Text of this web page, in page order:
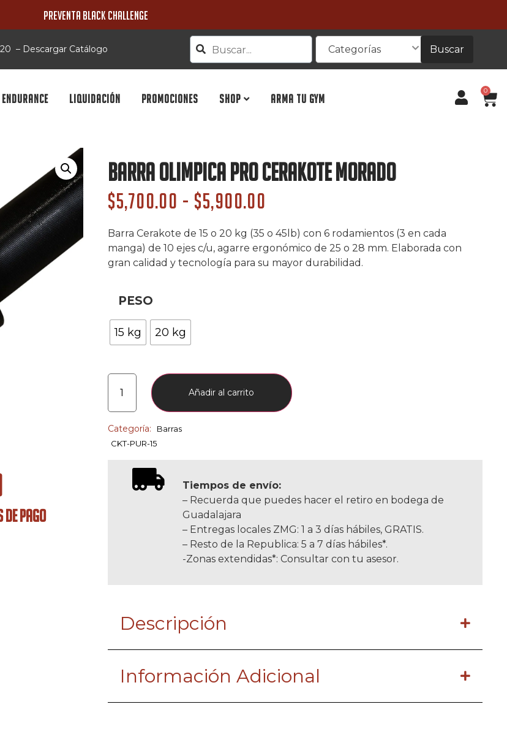
PREVENTA BLACK CHALLENGE
– Descargar Catálogo Categorías Buscar
ENDURANCE LIQUIDACIÓN PROMOCIONES SHOP ARMA TU GYM
0
DE PAGO
Barra Olimpica Pro Cerakote Morado
$5,700.00 - $5,900.00
Barra Cerakote de 15 o 20 kg (35 o 45lb) con 6 rodamientos (3 en cada
manga) de 10 ejes c/u, agarre ergonómico de 25 o 28 mm. Elaborada con
gran calidad y tecnología para su mayor durabilidad.
PESO
15 kg 20 kg
Añadir al carrito
Categoría:
Barras
CKT-PUR-15
Tiempos de envío:
– Recuerda que puedes hacer el retiro en bodega de
Guadalajara
– Entregas locales ZMG: 1 a 3 días hábiles, GRATIS.
– Resto de la Republica: 5 a 7 días hábiles*.
-Zonas extendidas*: Consultar con tu asesor.
Descripción
Información Adicional